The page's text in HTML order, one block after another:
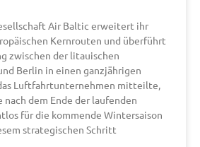
Air Baltic erweitert ihr
Kernrouten und überführt
zwischen der litauischen
Berlin in einen ganzjährigen
Luftfahrtunternehmen mitteilte,
dem Ende der laufenden
für die kommende Wintersaison
strategischen Schritt